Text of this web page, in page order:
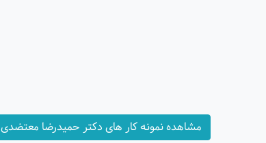
مشاهده نمونه کار های دکتر حمیدرضا معتضدی